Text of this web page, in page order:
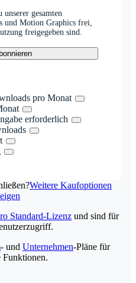
unserer gesamten
und Motion Graphics frei,
freigegeben sind.
pro Monat
erforderlich
Weitere Kaufoptionen
Standard-Lizenz und sind für
- und Unternehmen-Pläne für
Funktionen.